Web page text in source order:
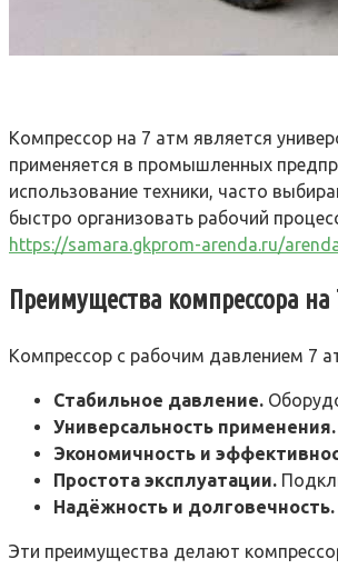
Компрессор на 7 атм является
применяется в промышленных
использование техники, часто
быстро организовать рабочий
https://samara.gkprom-arenda.ru/
Преимущества компрессора на
Компрессор с рабочим давлением 7
Стабильное давление.
Универсальность применения.
Экономичность и
Простота эксплуатации.
Надёжность и долговечность.
Эти преимущества делают